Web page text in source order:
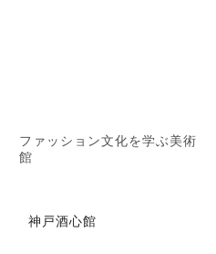
ファッション文化を学ぶ美術
館
神戸酒心館